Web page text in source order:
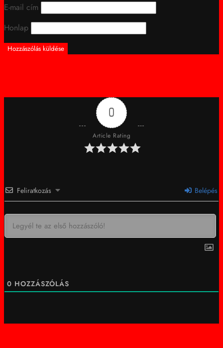
E-mail cím
Honlap
0
Article Rating
Feliratkozás Belépés
0 HOZZÁSZÓLÁS